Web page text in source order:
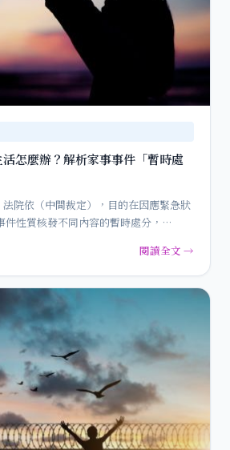
怎麼辦？解析家事事件「暫時處
件性質核發不同內容的暫時處分，…
閱讀全文 →